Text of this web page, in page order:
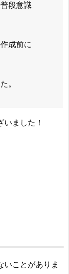
段意識
成前に
。
ました！
いことがありま